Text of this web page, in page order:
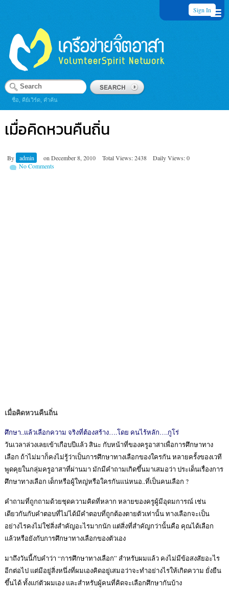
Sign In
ชื่อ, คีย์เวิร์ด, คำค้น
เมื่อคิดหวนคืนถิ่น
By admin on December 8, 2010 Total Views: 2438
Daily Views: 0
No Comments
เมื่อคิดหวนคืนถิ่น
ศึกษา..แล้วเลือกความ จริงที่ต้องสร้าง….โดย คนไร้หลัก….กูโร่
วันเวลาล่วงเลยเข้าเกือบปีแล้ว สินะ กับหน้าที่ของครูอาสาเพื่อการศึกษาทาง
เลือก ถ้าไม่มาก็คงไม่รู้ว่าเป็นการศึกษาทางเลือกของใครกัน หลายครั้งของเวที
พูดคุยในกลุ่มครูอาสาที่ผ่านมา มักมีคำถามเกิดขึ้นมาเสมอว่า ประเด็นเรื่องการ
ศึกษาทางเลือก เด็กหรือผู้ใหญ่หรือใครกันแน่หนอ..ที่เป็นคนเลือก ?
คำถามที่ถูกถามด้วยชุดความคิดที่หลาก หลายของครูผู้มีอุดมการณ์ เช่น
เดียวกันกับคำตอบที่ไม่ได้มีคำตอบที่ถูกต้องตายตัวเท่านั้น ทางเลือกจะเป็น
อย่างไรคงไม่ใช่สิ่งสำคัญอะไรมากนัก แต่สิ่งที่สำคัญกว่านั้นคือ คุณได้เลือก
แล้วหรือยังกับการศึกษาทางเลือกของตัวเอง
มาถึงวันนี้กับคำว่า “การศึกษาทางเลือก” สำหรับผมแล้ว คงไม่มีข้อสงสัยอะไร
อีกต่อไป แต่มีอยู่สิ่งหนึ่งที่ผมเองคิดอยู่เสมอว่าจะทำอย่างไรให้เกิดความ ยั่งยืน
ขึ้นได้ ทั้งแก่ตัวผมเอง และสำหรับผู้คนที่คิดจะเลือกศึกษากันบ้าง